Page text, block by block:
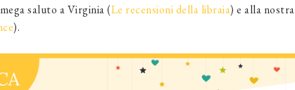
saluto a Virginia (Le recensioni della libraia) e alla nostra
).